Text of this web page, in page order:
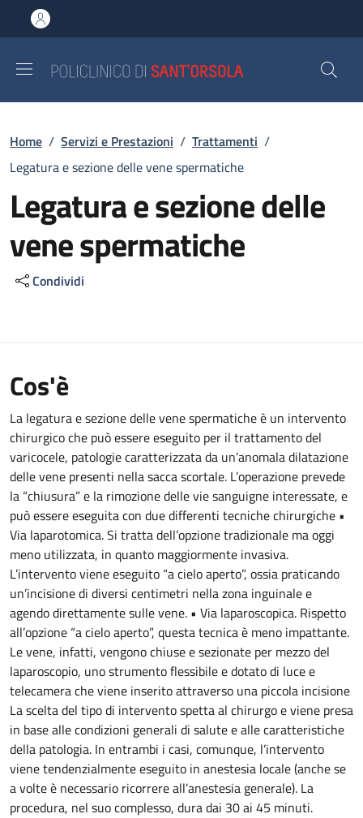
al contenuto principale
to footer content
Briciole di pane
Home / Servizi e Prestazioni / Trattamenti /
Legatura e sezione delle vene spermatiche
Legatura e sezione delle
vene spermatiche
Condividi
Cos'è
La legatura e sezione delle vene spermatiche è un intervento
chirurgico che può essere eseguito per il trattamento del
varicocele, patologie caratterizzata da un’anomala dilatazione
delle vene presenti nella sacca scortale. L’operazione prevede
la “chiusura” e la rimozione delle vie sanguigne interessate, e
può essere eseguita con due differenti tecniche chirurgiche •
Via laparotomica. Si tratta dell’opzione tradizionale ma oggi
meno utilizzata, in quanto maggiormente invasiva.
L’intervento viene eseguito “a cielo aperto”, ossia praticando
un’incisione di diversi centimetri nella zona inguinale e
agendo direttamente sulle vene. • Via laparoscopica. Rispetto
all’opzione “a cielo aperto”, questa tecnica è meno impattante.
Le vene, infatti, vengono chiuse e sezionate per mezzo del
laparoscopio, uno strumento flessibile e dotato di luce e
telecamera che viene inserito attraverso una piccola incisione
La scelta del tipo di intervento spetta al chirurgo e viene presa
in base alle condizioni generali di salute e alle caratteristiche
della patologia. In entrambi i casi, comunque, l’intervento
viene tendenzialmente eseguito in anestesia locale (anche se
a volte è necessario ricorrere all’anestesia generale). La
procedura, nel suo complesso, dura dai 30 ai 45 minuti.